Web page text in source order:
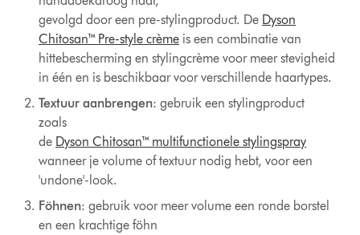
gevolgd door een pre-stylingproduct. De Dyson
Chitosan™ Pre-style crème is een combinatie van
hittebescherming en stylingcrème voor meer stevigheid
in één en is beschikbaar voor verschillende haartypes.
Textuur aanbrengen: gebruik een stylingproduct
zoals
de Dyson Chitosan™ multifunctionele stylingspray
wanneer je volume of textuur nodig hebt, voor een
'undone'-look.
Föhnen: gebruik voor meer volume een ronde borstel
en een krachtige föhn